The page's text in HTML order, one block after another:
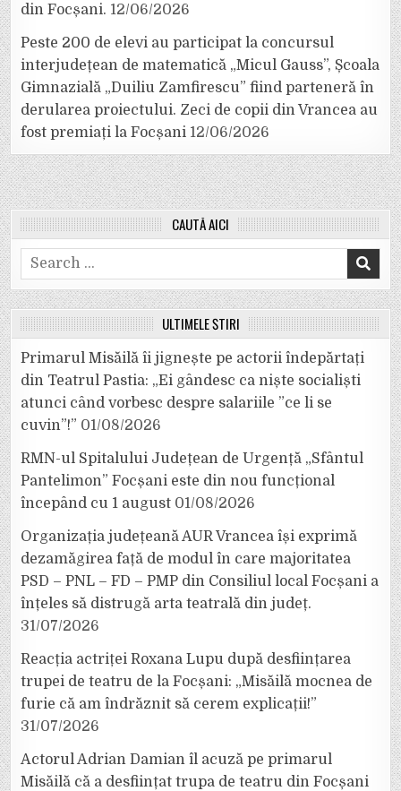
din Focșani. 12/06/2026
Peste 200 de elevi au participat la concursul
interjudețean de matematică „Micul Gauss”, Școala
Gimnazială „Duiliu Zamfirescu” fiind parteneră în
derularea proiectului. Zeci de copii din Vrancea au
fost premiați la Focșani 12/06/2026
CAUTĂ AICI
Search
for:
ULTIMELE ȘTIRI
Primarul Misăilă îi jignește pe actorii îndepărtați
din Teatrul Pastia: „Ei gândesc ca niște socialiști
atunci când vorbesc despre salariile ”ce li se
cuvin”!” 01/08/2026
RMN-ul Spitalului Județean de Urgență „Sfântul
Pantelimon” Focșani este din nou funcțional
începând cu 1 august 01/08/2026
Organizația județeană AUR Vrancea își exprimă
dezamăgirea față de modul în care majoritatea
PSD – PNL – FD – PMP din Consiliul local Focșani a
înțeles să distrugă arta teatrală din județ.
31/07/2026
Reacția actriței Roxana Lupu după desființarea
trupei de teatru de la Focșani: „Misăilă mocnea de
furie că am îndrăznit să cerem explicații!”
31/07/2026
Actorul Adrian Damian îl acuză pe primarul
Misăilă că a desființat trupa de teatru din Focșani